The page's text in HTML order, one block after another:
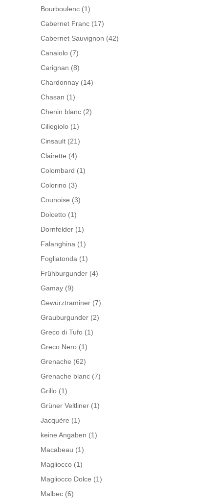
Bourboulenc (1)
Cabernet Franc (17)
Cabernet Sauvignon (42)
Canaiolo (7)
Carignan (8)
Chardonnay (14)
Chasan (1)
Chenin blanc (2)
Ciliegiolo (1)
Cinsault (21)
Clairette (4)
Colombard (1)
Colorino (3)
Counoise (3)
Dolcetto (1)
Dornfelder (1)
Falanghina (1)
Fogliatonda (1)
Frühburgunder (4)
Gamay (9)
Gewürztraminer (7)
Grauburgunder (2)
Greco di Tufo (1)
Greco Nero (1)
Grenache (62)
Grenache blanc (7)
Grillo (1)
Grüner Veltliner (1)
Jacquère (1)
keine Angaben (1)
Macabeau (1)
Magliocco (1)
Magliocco Dolce (1)
Malbec (6)